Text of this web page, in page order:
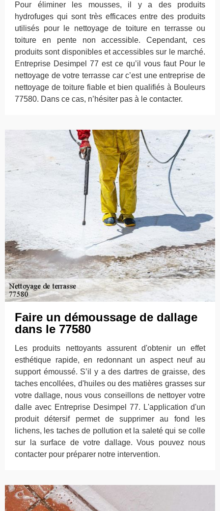
Pour éliminer les mousses, il y a des produits
hydrofuges qui sont très efficaces entre des produits
utilisés pour le nettoyage de toiture en terrasse ou
toiture en pente non accessible. Cependant, ces
produits sont disponibles et accessibles sur le marché.
Entreprise Desimpel 77 est ce qu’il vous faut Pour le
nettoyage de votre terrasse car c’est une entreprise de
nettoyage de toiture fiable et bien qualifiés à Bouleurs
77580. Dans ce cas, n’hésiter pas à le contacter.
Faire un démoussage de dallage
dans le 77580
Les produits nettoyants assurent d'obtenir un effet
esthétique rapide, en redonnant un aspect neuf au
support émoussé. S’il y a des dartres de graisse, des
taches encollées, d'huiles ou des matières grasses sur
votre dallage, nous vous conseillons de nettoyer votre
dalle avec Entreprise Desimpel 77. L'application d'un
produit détersif permet de supprimer au fond les
lichens, les taches de pollution et la saleté qui se colle
sur la surface de votre dallage. Vous pouvez nous
contacter pour préparer notre intervention.